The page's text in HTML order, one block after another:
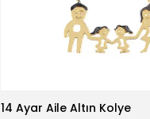
14 Ayar Aile Altın Kolye